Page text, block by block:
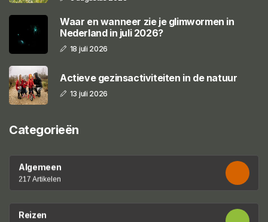
Waar en wanneer zie je glimwormen in
Nederland in juli 2026?
18 juli 2026
Actieve gezinsactiviteiten in de natuur
13 juli 2026
Categorieën
Algemeen
217 Artikelen
Reizen